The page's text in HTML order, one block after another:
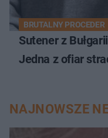
BRUTALNY PROCEDER
Sutener z
Jedna z ofiar
NAJNOWSZE